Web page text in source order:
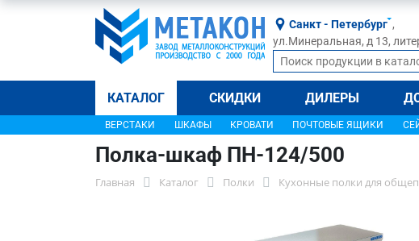
Санкт - Петербург ,
ул.Минеральная, д 13,
КАТАЛОГ СКИДКИ ДИЛЕРЫ
ВЕРСТАКИ ШКАФЫ КРОВАТИ ПОЧТОВЫЕ ЯЩИКИ
Полка-шкаф ПН-124/500
Главная Каталог Полки Кухонные полки для